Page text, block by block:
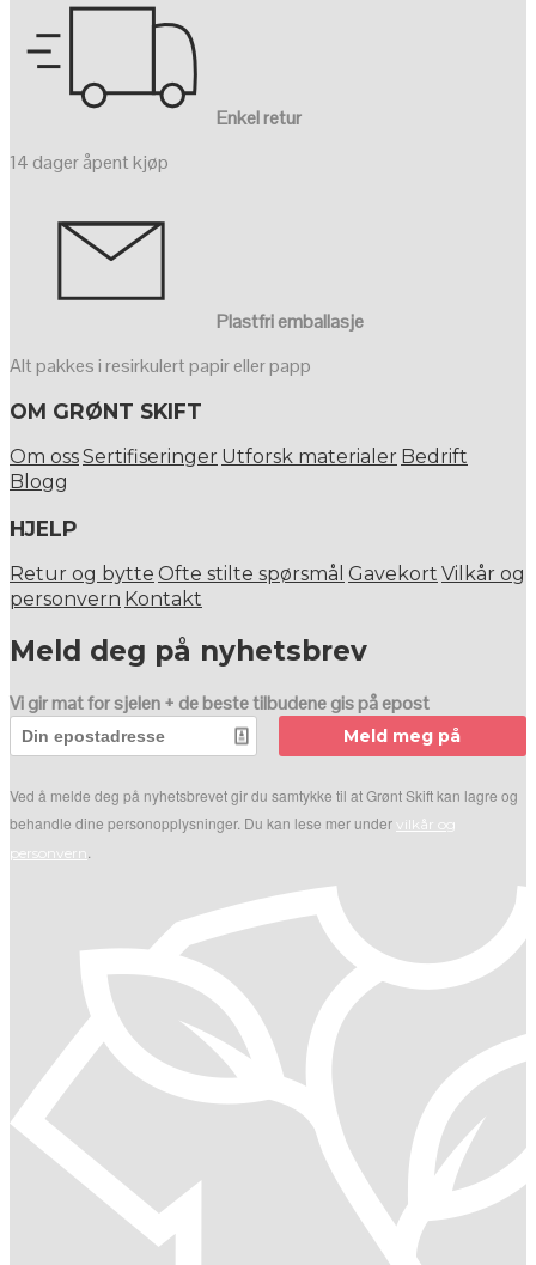
Enkel retur
14 dager åpent kjøp
Plastfri emballasje
Alt pakkes i resirkulert papir eller papp
OM GRØNT SKIFT
Om ossSertifiseringer Utforsk materialer Bedrift
Blogg
HJELP
Retur og bytte Ofte stilte spørsmål Gavekort Vilkår og
personvern Kontakt
Meld deg på nyhetsbrev
Vi gir mat for sjelen + de beste tilbudene gis på epost
Meld meg på
Ved å melde deg på nyhetsbrevet gir du samtykke til at Grønt Skift kan lagre og
behandle dine personopplysninger. Du kan lese mer under vilkår og
personvern.